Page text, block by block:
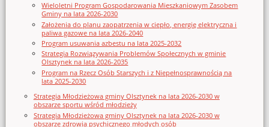
Wieloletni Program Gospodarowania Mieszkaniowym Zasobem
Gminy na lata 2026-2030
Założenia do planu zaopatrzenia w ciepło, energię elektryczna i
paliwa gazowe na lata 2026-2040
Program usuwania azbestu na lata 2025-2032
Strategia Rozwiązywania Problemów Społecznych w gminie
Olsztynek na lata 2026-2035
Program na Rzecz Osób Starszych i z Niepełnosprawnością na
lata 2025-2030
Strategia Młodzieżowa gminy Olsztynek na lata 2026-2030 w
obszarze sportu wśród młodzieży
Strategia Młodzieżowa gminy Olsztynek na lata 2026-2030 w
obszarze zdrowia psychicznego młodych osób